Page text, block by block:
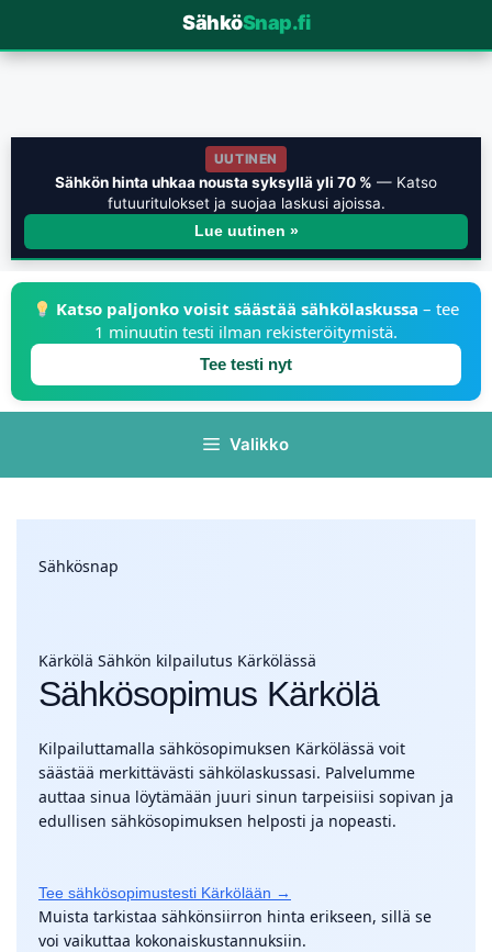
SähköSnap.fi
UUTINEN
Sähkön hinta uhkaa nousta syksyllä yli 70 % — Katso
futuuritulokset ja suojaa laskusi ajoissa.
Lue uutinen »
Katso paljonko voisit säästää sähkölaskussa – tee
1 minuutin testi ilman rekisteröitymistä.
Tee testi nyt
Valikko
Sähkösnap
Kärkölä Sähkön kilpailutus Kärkölässä
Sähkösopimus Kärkölä
Kilpailuttamalla sähkösopimuksen Kärkölässä voit
säästää merkittävästi sähkölaskussasi. Palvelumme
auttaa sinua löytämään juuri sinun tarpeisiisi sopivan ja
edullisen sähkösopimuksen helposti ja nopeasti.
Tee sähkösopimustesti Kärkölään →
Muista tarkistaa sähkönsiirron hinta erikseen, sillä se
voi vaikuttaa kokonaiskustannuksiin.